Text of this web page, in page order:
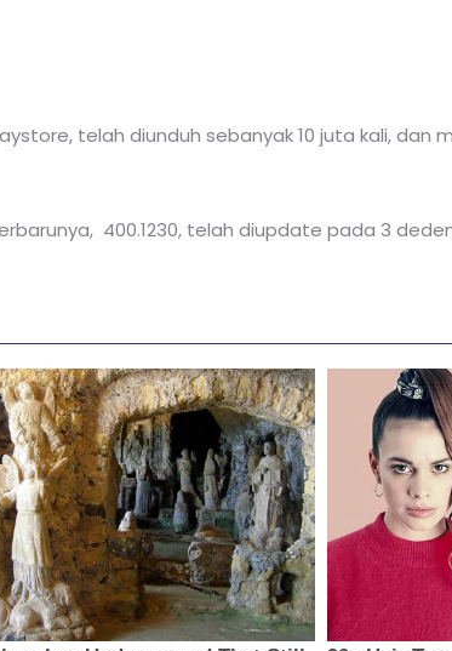
telah diunduh sebanyak 10 juta kali, dan
400.1230, telah diupdate pada 3